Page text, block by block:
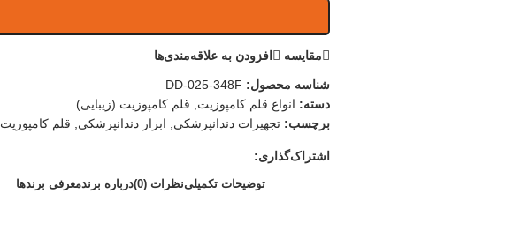
مقایسه افزودن به علاقه‌مندی‌ها
شناسه محصول: DD-025-348F
دسته: انواع قلم کامپوزیت
قلم کامپوزیت (زیبایی)
برچسب: تجهیزات دندانپزشکی ابزار دندانپزشکی قلم کامپوزیت
اشتراک‌گذاری:
توضیحات تکمیلینظرات (0) درباره برندمعرفی برند‌ها